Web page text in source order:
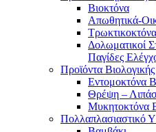
Βιοκτόνα
Απωθητικά-
Τρωκτικοκτόνα
Δολωματικοί
Παγίδες
Προϊόντα
Εντομοκτόνα
Θρέψη –
Μυκητοκτόνα
Πολλαπλασιαστικό